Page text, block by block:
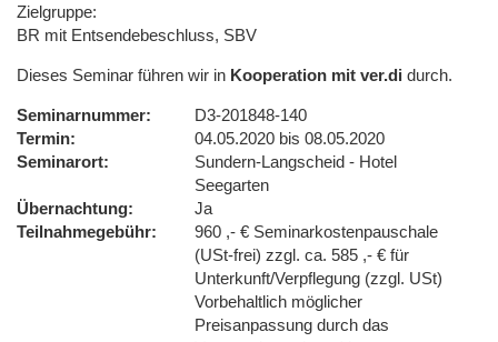
Zielgruppe:
BR mit Entsendebeschluss, SBV
Dieses Seminar führen wir in Kooperation mit ver.di durch.
Seminarnummer
D3-201848-140
Termin
04.05.2020 bis 08.05.2020
Seminarort
Sundern-Langscheid - Hotel
Seegarten
Übernachtung
Ja
Teilnahmegebühr
960 ,- € Seminarkostenpauschale
(USt-frei) zzgl. ca. 585 ,- € für
Unterkunft/Verpflegung (zzgl. USt)
Vorbehaltlich möglicher
Preisanpassung durch das